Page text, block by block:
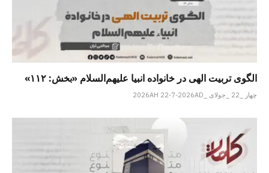
الگوی تربیت الهی در خانواده انبیا‌‌ علیهم‌السلام «بخش: ۱۱۲»
چهار _22 _جولای _2026AH 22-7-2026AD